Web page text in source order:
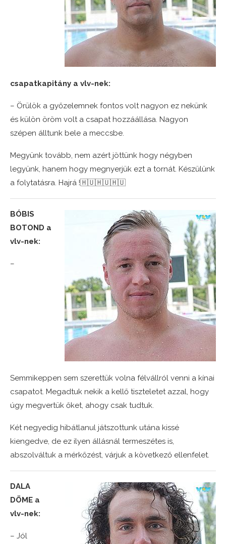
csapatkapitány a vlv-nek:
– Örülök a győzelemnek fontos volt nagyon ez nekünk
és külön öröm volt a csapat hozzáállása. Nagyon
szépen álltunk bele a meccsbe.
Megyünk tovább, nem azért jöttünk hogy négyben
legyünk, hanem hogy megnyerjük ezt a tornát. Készülünk
a folytatásra. Hajrá !🇭🇺🇭🇺🇭🇺
BÓBIS
BOTOND a
vlv-nek:
–
Semmikeppen sem szerettük volna félvállról venni a kínai
csapatot. Megadtuk nekik a kellő tiszteletet azzal, hogy
úgy megvertük őket, ahogy csak tudtuk.
Két negyedig hibátlanul játszottunk utána kissé
kiengedve, de ez ilyen állásnál termeszétes is,
abszolváltuk a mérkőzést, várjuk a következő ellenfelet.
DALA
DÖME a
vlv-nek:
– Jól